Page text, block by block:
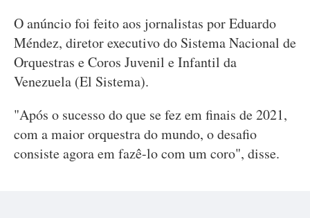
O anúncio foi feito aos jornalistas por Eduardo
Méndez, diretor executivo do Sistema Nacional de
Orquestras e Coros Juvenil e Infantil da
Venezuela (El Sistema).
"Após o sucesso do que se fez em finais de 2021,
com a maior orquestra do mundo, o desafio
consiste agora em fazê-lo com um coro", disse.